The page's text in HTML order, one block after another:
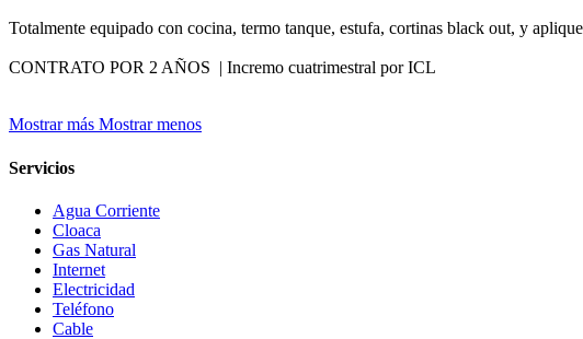
Totalmente equipado con cocina, termo tanque, estufa, cortinas black out, y
CONTRATO POR 2 AÑOS | Incremo cuatrimestral por ICL
Mostrar más Mostrar menos
Servicios
Agua Corriente
Cloaca
Gas Natural
Internet
Electricidad
Teléfono
Cable